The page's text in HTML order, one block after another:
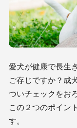
愛犬が健康で長生
ご存じですか？成
ついチェックをお
この２つのポイン
す。